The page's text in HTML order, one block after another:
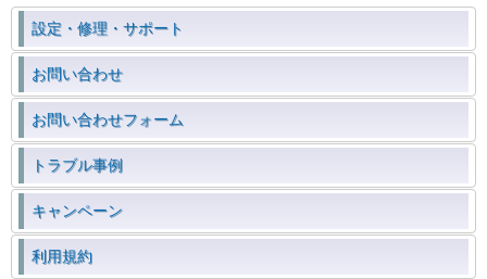
設定・修理・サポート
お問い合わせ
お問い合わせフォーム
トラブル事例
キャンペーン
利用規約